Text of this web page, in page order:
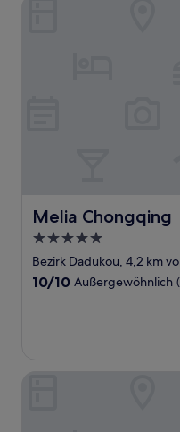
Melia Chongqing
Melia Chongqing
5.0-
Sterne-
Unterkunft
Bezirk Dadukou, 4,2 km
10.0
10/10 Außergewöhnlich